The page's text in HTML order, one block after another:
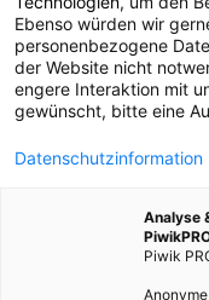
Ebenso würden wir
personenbezogene
der Website nicht
engere Interaktion mit
gewünscht, bitte eine
Datenschutzinformation
Analyse
Piwik